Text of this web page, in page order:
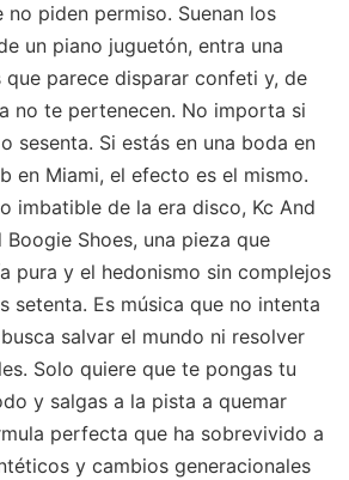
no piden permiso. Suenan los
un piano juguetón, entra una
parece disparar confeti y, de
no te pertenecen. No importa si
sesenta. Si estás en una boda en
en Miami, el efecto es el mismo.
imbatible de la era disco, Kc And
Boogie Shoes, una pieza que
pura y el hedonismo sin complejos
setenta. Es música que no intenta
salvar el mundo ni resolver
Solo quiere que te pongas tu
y salgas a la pista a quemar
perfecta que ha sobrevivido a
y cambios generacionales